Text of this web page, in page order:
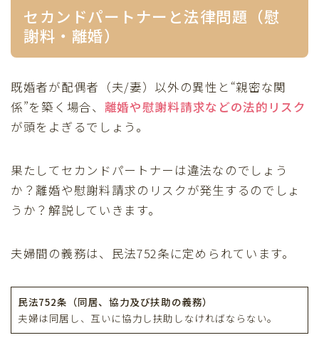
セカンドパートナーと法律問題（慰
謝料・離婚）
既婚者が配偶者（夫/妻）以外の異性と“親密な関
係”を築く場合、 離婚や慰謝料請求などの法的リスク
が頭をよぎるでしょう。
果たしてセカンドパートナーは違法なのでしょう
か？離婚や慰謝料請求のリスクが発生するのでしょ
うか？解説していきます。
夫婦間の義務は、民法752条に定められています。
民法752条（同居、協力及び扶助の義務）
夫婦は同居し、互いに協力し扶助しなければならない。